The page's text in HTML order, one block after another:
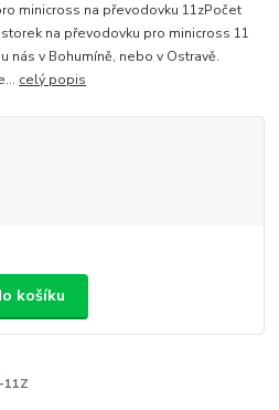
minicross na převodovku 11zPočet
na převodovku pro minicross 11
nás v Bohumíně, nebo v Ostravě.
celý popis
košíku
11Z